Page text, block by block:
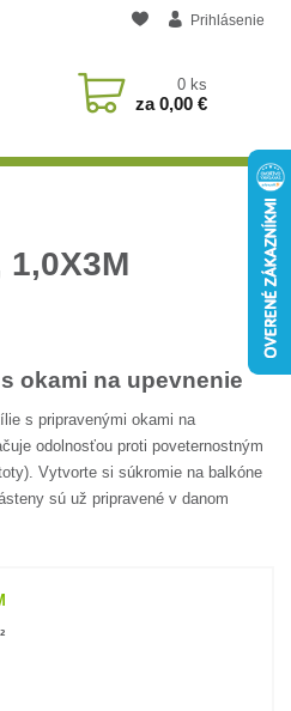
Prihlásenie
0 ks
za0,00 €
1,0X3M
okami na upevnenie
s pripravenými okami na
odolnosťou proti poveternostným
Vytvorte si súkromie na balkóne
sú už pripravené v danom